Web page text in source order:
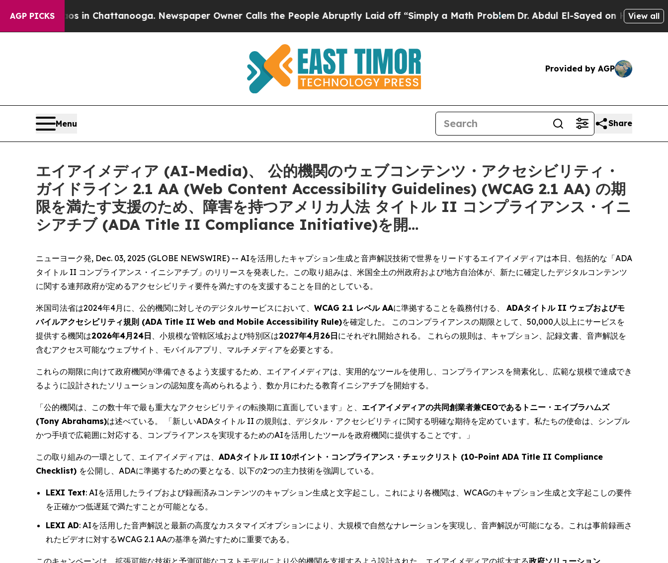
AGP PICKS
Chaos in Chattanooga. Newspaper Owner Calls the People Abruptly Laid off “Simply a Math Problem Dr. Abdul El-Sayed on Historic Michigan
View all
Provided by AGP
Menu Share
エイアイメディア (AI-Media)、 公的機関のウェブコンテンツ・アクセシビリティ・
ガイドライン 2.1 AA (Web Content Accessibility Guidelines) (WCAG 2.1 AA) の期
限を満たす支援のため、障害を持つアメリカ人法 タイトル II コンプライアンス・イニ
シアチブ (ADA Title II Compliance Initiative)を開…
ニューヨーク発, Dec. 03, 2025 (GLOBE NEWSWIRE) -- AIを活用したキャプション生成と音声解説技術で世界をリードするエイアイメディアは本日、包括的な「ADA
タイトル II コンプライアンス・イニシアチブ」のリリースを発表した。この取り組みは、米国全土の州政府および地方自治体が、新たに確定したデジタルコンテンツ
に関する連邦政府が定めるアクセシビリティ要件を満たすのを支援することを目的としている。
米国司法省は2024年4月に、公的機関に対しそのデジタルサービスにおいて、 WCAG 2.1 レベル AAに準拠することを義務付ける、 ADAタイトル II ウェブおよびモ
バイルアクセシビリティ規則 (ADA Title II Web and Mobile Accessibility Rule)を確定した。 このコンプライアンスの期限として、50,000人以上にサービスを
提供する機関は2026年4月24日 、小規模な管轄区域および特別区は2027年4月26日にそれぞれ開始される。 これらの規則は、キャプション、記録文書、音声解説を
含むアクセス可能なウェブサイト、モバイルアプリ、マルチメディアを必要とする。
これらの期限に向けて政府機関が準備できるよう支援するため、エイアイメディアは、実用的なツールを使用し、コンプライアンスを簡素化し、広範な規模で達成でき
るように設計されたソリューションの認知度を高められるよう、数か月にわたる教育イニシアチブを開始する。
「公的機関は、この数十年で最も重大なアクセシビリティの転換期に直面しています」と、 エイアイメディアの共同創業者兼CEOであるトニー・エイブラハムズ
(Tony Abrahams)は述べている。 「新しいADAタイトル II の規則は、デジタル・アクセシビリティに関する明確な期待を定めています。私たちの使命は、シンプル
かつ手頃で広範囲に対応する、コンプライアンスを実現するためのAIを活用したツールを政府機関に提供することです。」
この取り組みの一環として、エイアイメディアは、 ADAタイトル II 10ポイント・コンプライアンス・チェックリスト (10-Point ADA Title II Compliance
Checklist) を公開し、ADAに準拠するための要となる、以下の2つの主力技術を強調している。
LEXI Text: AIを活用したライブおよび録画済みコンテンツのキャプション生成と文字起こし。これにより各機関は、WCAGのキャプション生成と文字起こしの要件
を正確かつ低遅延で満たすことが可能となる。
LEXI AD: AIを活用した音声解説と最新の高度なカスタマイズオプションにより、大規模で自然なナレーションを実現し、音声解説が可能になる。これは事前録画さ
れたビデオに対するWCAG 2.1 AAの基準を満たすために重要である。